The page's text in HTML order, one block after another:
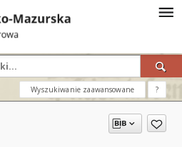
Wyszukiwanie zaawansowane ?